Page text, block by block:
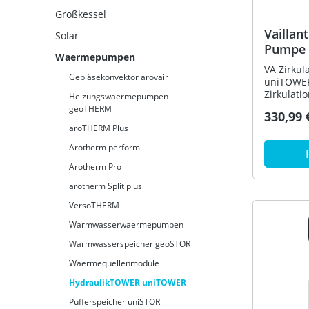
Großkessel
Solar
Waermepumpen
Gebläsekonvektor arovair
Heizungswaermepumpen
geoTHERM
aroTHERM Plus
Arotherm perform
Arotherm Pro
arotherm Split plus
VersoTHERM
Warmwasserwaermepumpen
Warmwasserspeicher geoSTOR
Waermequellenmodule
HydraulikTOWER uniTOWER
Pufferspeicher uniSTOR
Vaillant Zirkulations-Set mit
plus
VA
(C2) Zur
Bestell-
für VWL
190/7 E
400V mit
125/8.1
S2,VWL
330,99